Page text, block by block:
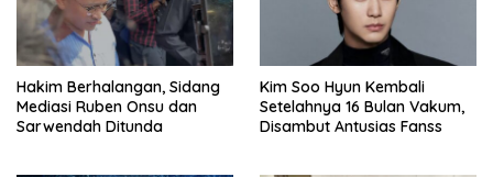
Hakim Berhalangan, Sidang
Mediasi Ruben Onsu dan
Sarwendah Ditunda
Kim Soo Hyun Kembali
Setelahnya 16 Bulan Vakum,
Disambut Antusias Fanss